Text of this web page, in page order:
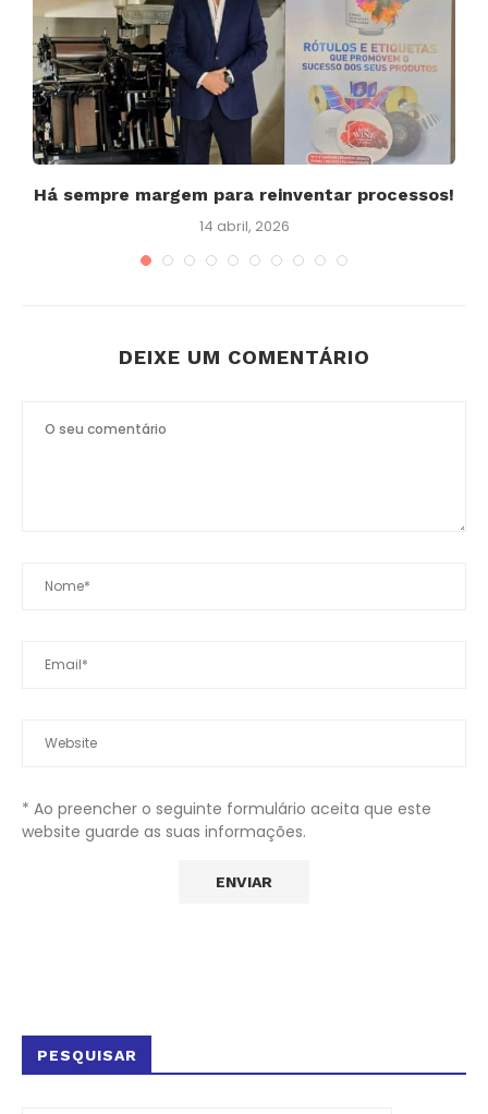
Há sempre margem para reinventar processos!
14 abril, 2026
DEIXE UM COMENTÁRIO
* Ao preencher o seguinte formulário aceita que este
website guarde as suas informações.
PESQUISAR